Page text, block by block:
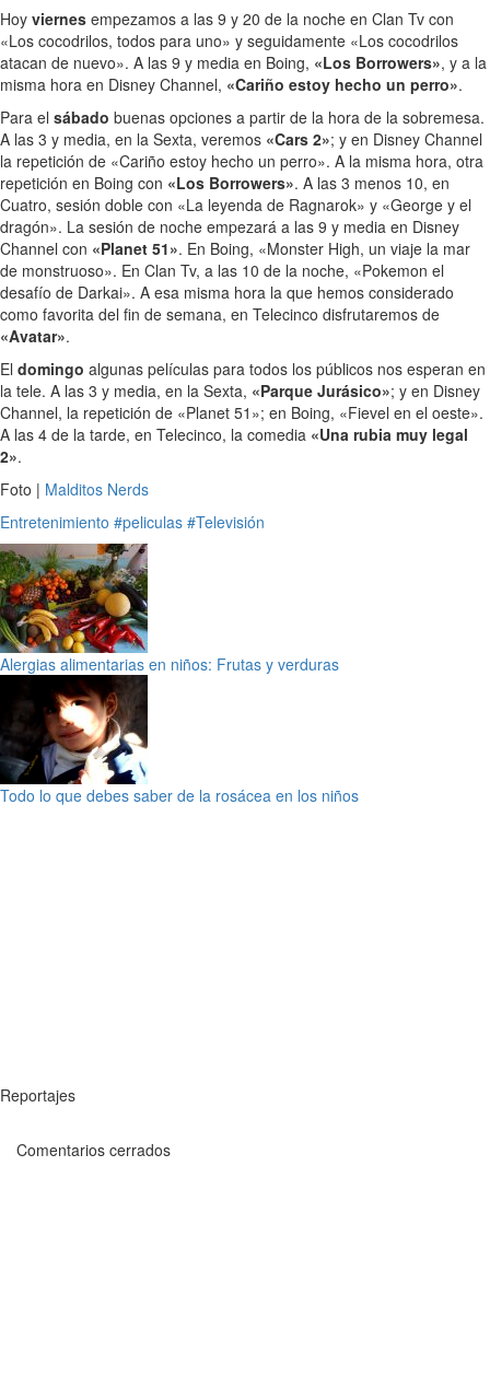
Hoy viernes empezamos a las 9 y 20 de la noche en Clan Tv con
«Los cocodrilos, todos para uno» y seguidamente «Los cocodrilos
atacan de nuevo». A las 9 y media en Boing, «Los Borrowers», y a la
misma hora en Disney Channel, «Cariño estoy hecho un perro».
Para el sábado buenas opciones a partir de la hora de la sobremesa.
A las 3 y media, en la Sexta, veremos «Cars 2»; y en Disney Channel
la repetición de «Cariño estoy hecho un perro». A la misma hora, otra
repetición en Boing con «Los Borrowers». A las 3 menos 10, en
Cuatro, sesión doble con «La leyenda de Ragnarok» y «George y el
dragón». La sesión de noche empezará a las 9 y media en Disney
Channel con «Planet 51». En Boing, «Monster High, un viaje la mar
de monstruoso». En Clan Tv, a las 10 de la noche, «Pokemon el
desafío de Darkai». A esa misma hora la que hemos considerado
como favorita del fin de semana, en Telecinco disfrutaremos de
«Avatar».
El domingo algunas películas para todos los públicos nos esperan en
la tele. A las 3 y media, en la Sexta, «Parque Jurásico»; y en Disney
Channel, la repetición de «Planet 51»; en Boing, «Fievel en el oeste».
A las 4 de la tarde, en Telecinco, la comedia «Una rubia muy legal
2».
Foto | Malditos Nerds
Entretenimiento #peliculas #Televisión
Alergias alimentarias en niños: Frutas y verduras
Todo lo que debes saber de la rosácea en los niños
Reportajes
Comentarios cerrados